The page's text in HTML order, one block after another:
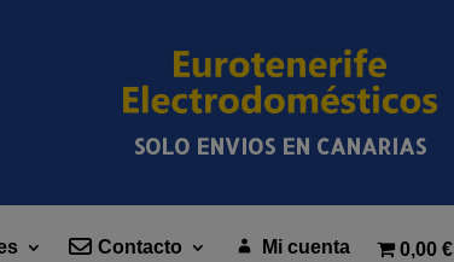
SOLO ENVIOS EN CANARIAS
Contacto Mi cuenta 0,00 €